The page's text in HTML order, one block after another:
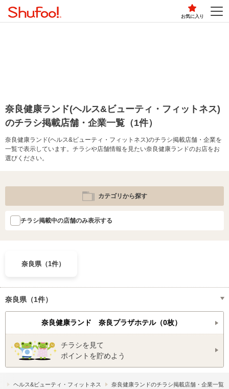
お気に入り
奈良健康ランド(ヘルス&ビューティ・フィットネス)
のチラシ掲載店舗・企業一覧（1件）
奈良健康ランド(ヘルス&ビューティ・フィットネス)のチラシ掲載店舗・企業を
一覧で表示しています。チラシや店舗情報を見たい奈良健康ランドのお店をお
選びください。
カテゴリから探す
チラシ掲載中の店舗のみ表示する
奈良県（1件）
奈良県（1件）
奈良健康ランド 奈良プラザホテル（0枚）
チラシを見て
ポイントを貯めよう
ヘルス&ビューティ・フィットネス 奈良健康ランドのチラシ掲載店舗・企業一覧